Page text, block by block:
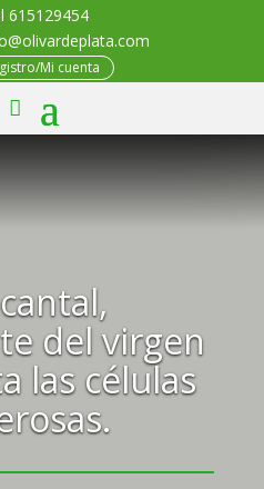
615129454
Mi cuenta
del virgen
las células